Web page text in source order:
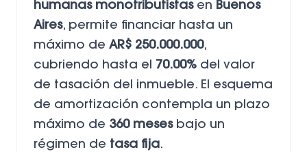
humanas monotributistasen Buenos
Aires, permite financiar hasta un
máximo de AR$ 250.000.000,
cubriendo hasta el 70.00% del valor
de tasación del inmueble. El esquema
de amortización contempla un plazo
máximo de 360 mesesbajo un
régimen de tasa fija.